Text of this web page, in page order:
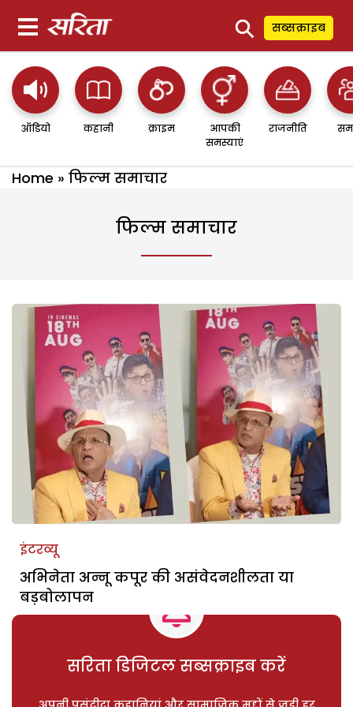
⚲ सब्सक्राइब
ऑडियो कहानी क्राइम
आपकी
समस्याएं
राजनीति
Home » फिल्म समाचार
फिल्म समाचार
इंटरव्यू
अभिनेता अन्नू कपूर की असंवेदनशीलता या
बड़बोलापन
सरिता डिजिटल सब्सक्राइब करें